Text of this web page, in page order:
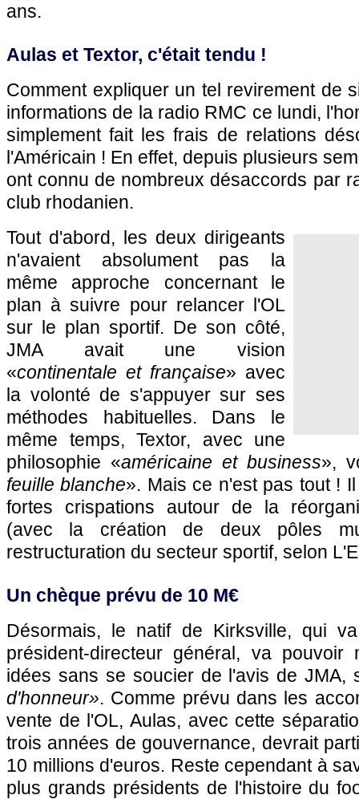
ans.
Aulas et Textor, c'était tendu !
Comment expliquer un tel revirement de
informations de la radio RMC ce lundi,
simplement fait les frais de relations
l'Américain ! En effet, depuis plusieurs
ont connu de nombreux désaccords par
club rhodanien.
Tout d'abord, les deux dirigeants
n'avaient absolument pas la
même approche concernant le
plan à suivre pour relancer l'OL
sur le plan sportif. De son côté,
JMA avait une vision
«continentale et française» avec
la volonté de s'appuyer sur ses
méthodes habituelles. Dans le
même temps, Textor, avec une
philosophie «américaine et business»,
feuille blanche». Mais ce n'est pas tout !
fortes crispations autour de la
(avec la création de deux pôles
restructuration du secteur sportif, selon
Un chèque prévu de 10 M€
Désormais, le natif de Kirksville, qui
président-directeur général, va
idées sans se soucier de l'avis de JMA,
d'honneur». Comme prévu dans les
vente de l'OL, Aulas, avec cette
trois années de gouvernance, devrait
10 millions d'euros. Reste cependant à
plus grands présidents de l'histoire du